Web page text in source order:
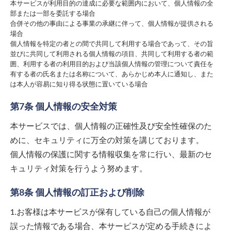
本サービスが利用目的の達成に必要な範囲内において、個人情報の全
部または一部を委託する場合
合併その他の事由による事業の承継に伴って、個人情報が提供される
場合
個人情報を特定の者との間で共同して利用する場合であって、その旨
並びに共同して利用される個人情報の項目、共同して利用する者の範
囲、利用する者の利用目的および当該個人情報の管理について責任を
有する者の氏名または名称について、あらかじめ本人に通知し、また
は本人が容易に知り得る状態に置いている場合
第7条 個人情報の安全対策
本サービスでは、個人情報の正確性及び安全性確保のた
めに、セキュリティに万全の対策を講じております。
個人情報の保護に関する情報収集を常に行い、最新のセ
キュリティ対策を行うよう努めます。
第8条 個人情報の訂正および削除
1.お客様は本サービスが保有している自己の個人情報が
誤った情報である場合、本サービスが定める手続きによ